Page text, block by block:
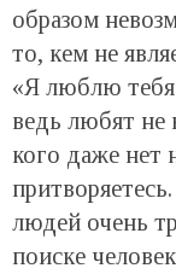
образом
то, кем не
«Я люблю
ведь любят не
кого даже нет
людей очень
поиске